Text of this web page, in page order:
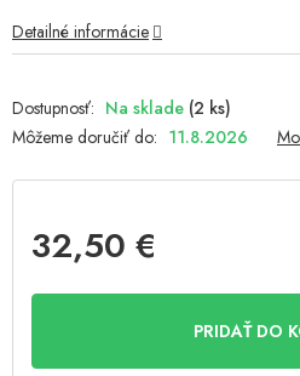
Na sklade (2 ks)
Môžeme doručiť do: 11.8.2026
32,50 €
PRIDAŤ DO
Detailné informácie